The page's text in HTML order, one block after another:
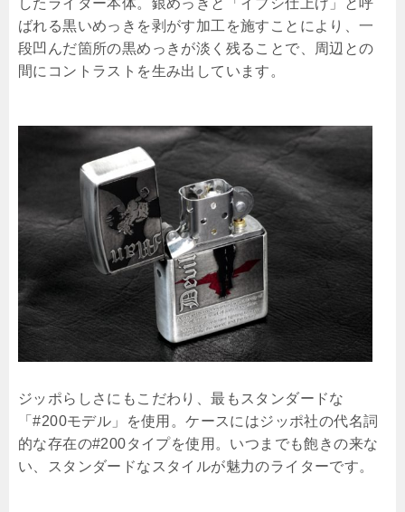
したライター本体。銀めっきと「イブシ仕上げ」と呼
ばれる黒いめっきを剥がす加工を施すことにより、一
段凹んだ箇所の黒めっきが淡く残ることで、周辺との
間にコントラストを生み出しています。
ジッポらしさにもこだわり、最もスタンダードな
「#200モデル」を使用。ケースにはジッポ社の代名詞
的な存在の#200タイプを使用。いつまでも飽きの来な
い、スタンダードなスタイルが魅力のライターです。